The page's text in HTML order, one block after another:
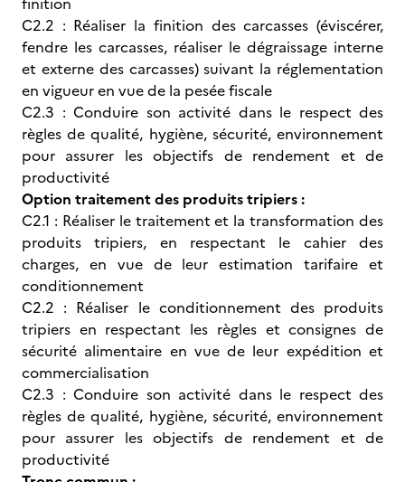
C2.2 : Réaliser la finition des carcasses (éviscérer,
fendre les carcasses, réaliser le dégraissage interne
et externe des carcasses) suivant la réglementation
en vigueur en vue de la pesée fiscale
C2.3 : Conduire son activité dans le respect des
règles de qualité, hygiène, sécurité, environnement
pour assurer les objectifs de rendement et de
productivité
Option traitement des produits tripiers :
C2.1 : Réaliser le traitement et la transformation des
produits tripiers, en respectant le cahier des
charges, en vue de leur estimation tarifaire et
conditionnement
C2.2 : Réaliser le conditionnement des produits
tripiers en respectant les règles et consignes de
sécurité alimentaire en vue de leur expédition et
commercialisation
C2.3 : Conduire son activité dans le respect des
règles de qualité, hygiène, sécurité, environnement
pour assurer les objectifs de rendement et de
productivité